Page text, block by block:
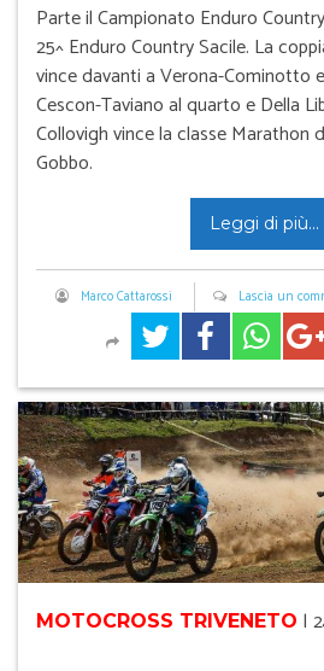
Parte il Campionato Enduro
25^ Enduro Country Sacile. La
vince davanti a Verona-Cominotto
Cescon-Taviano al quarto e Della
Collovigh vince la classe Marathon
Gobbo.
Leggi di più...
Marco Cattarossi Lascia un
MOTOCROSS TRIVENETO |